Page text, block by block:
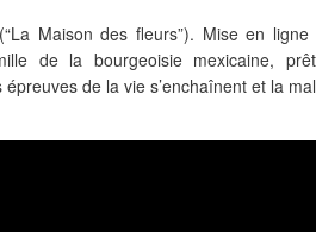
Maison des fleurs”). Mise en
de la bourgeoisie mexicaine,
de la vie s’enchaînent et la